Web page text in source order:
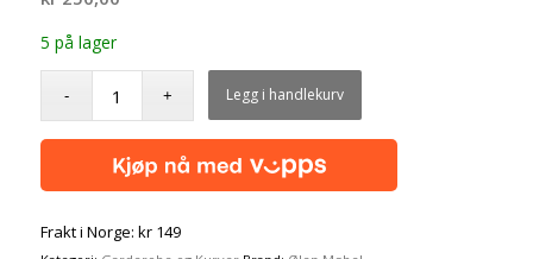
5 på lager
Legg i handlekurv
Frakt i Norge: kr 149